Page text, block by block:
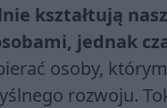
kształtują
jednak
osoby,
rozwoju.